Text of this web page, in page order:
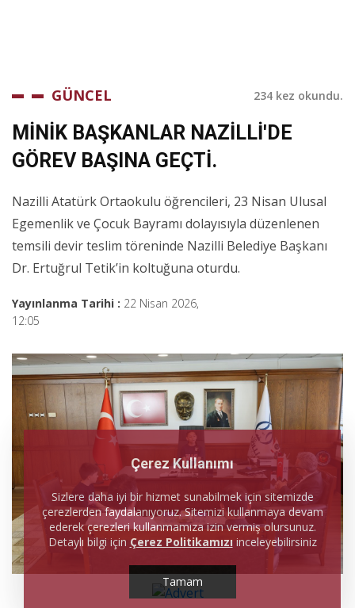
GÜNCEL 234 kez okundu.
MİNİK BAŞKANLAR NAZİLLİ'DE
GÖREV BAŞINA GEÇTİ.
Nazilli Atatürk Ortaokulu öğrencileri, 23 Nisan Ulusal
Egemenlik ve Çocuk Bayramı dolayısıyla düzenlenen
temsili devir teslim töreninde Nazilli Belediye Başkanı
Dr. Ertuğrul Tetik’in koltuğuna oturdu.
Yayınlanma Tarihi : 22 Nisan 2026,
12:05
Çerez Kullanımı
Sizlere daha iyi bir hizmet sunabilmek için sitemizde
çerezlerden faydalanıyoruz. Sitemizi kullanmaya devam
ederek çerezleri kullanmamıza izin vermiş olursunuz.
Detaylı bilgi için Çerez Politikamızıinceleyebilirsiniz
Tamam